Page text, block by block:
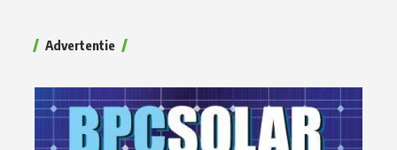
Advertentie